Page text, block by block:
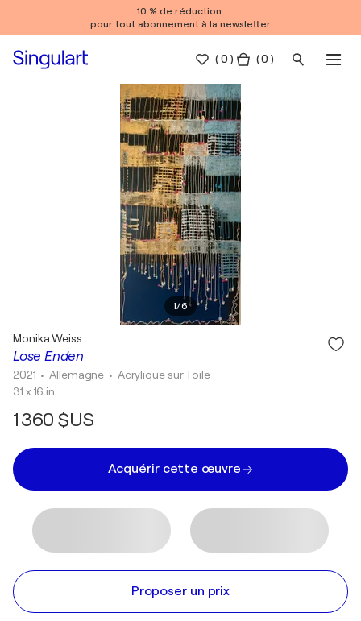
10 % de réduction
pour tout abonnement à la newsletter
(0 ) ( 0 )
1/6
Lose Enden
Monika Weiss
2021 • Allemagne • Acrylique sur Toile
31 x 16 in
1 360 $US
Acquérir cette œuvre
Proposer un prix